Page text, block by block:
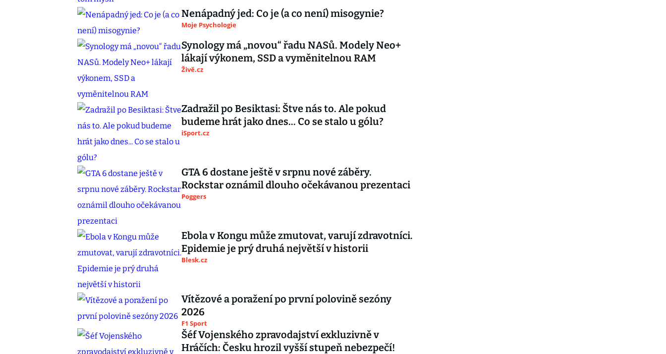
Nenápadný jed: Co je (a co není) misogynie?
Moje Psychologie
Synology má „novou“ řadu NASů. Modely Neo+
lákají výkonem, SSD a vyměnitelnou RAM
Živě.cz
Zadražil po Besiktasi: Štve nás to. Ale pokud
budeme hrát jako dnes... Co se stalo u gólu?
iSport.cz
GTA 6 dostane ještě v srpnu nové záběry.
Rockstar oznámil dlouho očekávanou prezentaci
Poggers
Ebola v Kongu může zmutovat, varují zdravotníci.
Epidemie je prý druhá největší v historii
Blesk.cz
Vítězové a poražení po první polovině sezóny
2026
F1 Sport
Šéf Vojenského zpravodajství exkluzivně v
Hráčích: Česku hrozil vyšší stupeň nebezpečí!